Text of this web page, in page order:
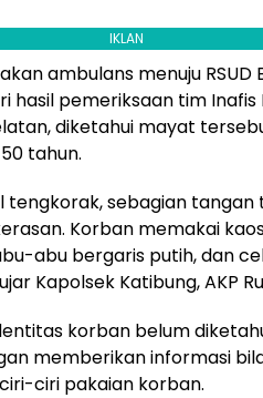
IKLAN
ambulans menuju RSUD
hasil pemeriksaan tim
diketahui mayat
tahun.
tengkorak, sebagian
Korban memakai
abu bergaris putih, dan
ujar Kapolsek Katibung, AKP
korban belum
memberikan informasi
ciri pakaian korban.